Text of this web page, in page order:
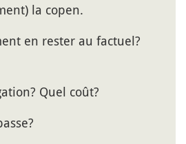
la copen.
en rester au factuel?
Quel coût?